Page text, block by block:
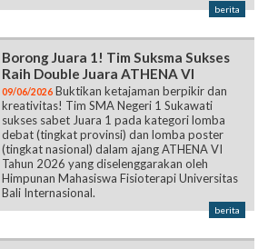
berita
Borong Juara 1! Tim Suksma Sukses
Raih Double Juara ATHENA VI
09/06/2026 Buktikan ketajaman berpikir dan
kreativitas! Tim SMA Negeri 1 Sukawati
sukses sabet Juara 1 pada kategori lomba
debat (tingkat provinsi) dan lomba poster
(tingkat nasional) dalam ajang ATHENA VI
Tahun 2026 yang diselenggarakan oleh
Himpunan Mahasiswa Fisioterapi Universitas
Bali Internasional.
berita